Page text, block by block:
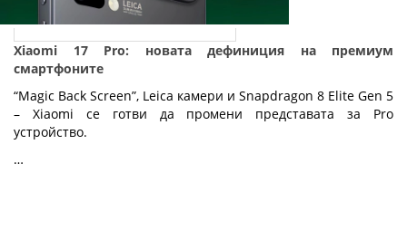
Xiaomi 17 Pro: новата дефиниция на премиум
смартфоните
“Magic Back Screen”, Leica камери и Snapdragon 8 Elite Gen 5
– Xiaomi се готви да промени представата за Pro
устройство.
…